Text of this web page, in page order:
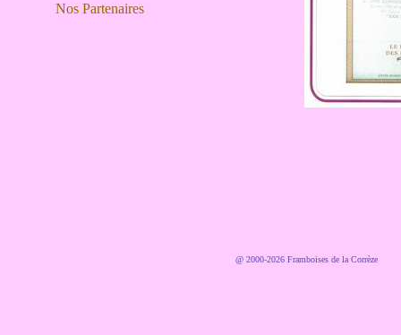
Nos Partenaires
@ 2000-2026 Framboises de la Corrèze